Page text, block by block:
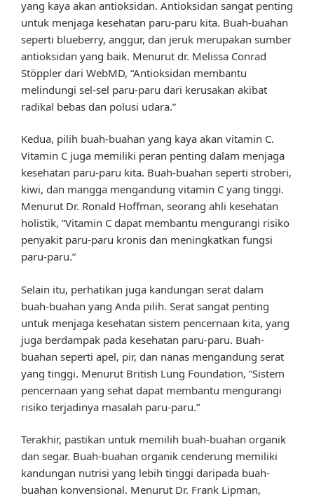
yang kaya akan antioksidan. Antioksidan sangat penting
untuk menjaga kesehatan paru-paru kita. Buah-buahan
seperti blueberry, anggur, dan jeruk merupakan sumber
antioksidan yang baik. Menurut dr. Melissa Conrad
Stöppler dari WebMD, “Antioksidan membantu
melindungi sel-sel paru-paru dari kerusakan akibat
radikal bebas dan polusi udara.”
Kedua, pilih buah-buahan yang kaya akan vitamin C.
Vitamin C juga memiliki peran penting dalam menjaga
kesehatan paru-paru kita. Buah-buahan seperti stroberi,
kiwi, dan mangga mengandung vitamin C yang tinggi.
Menurut Dr. Ronald Hoffman, seorang ahli kesehatan
holistik, “Vitamin C dapat membantu mengurangi risiko
penyakit paru-paru kronis dan meningkatkan fungsi
paru-paru.”
Selain itu, perhatikan juga kandungan serat dalam
buah-buahan yang Anda pilih. Serat sangat penting
untuk menjaga kesehatan sistem pencernaan kita, yang
juga berdampak pada kesehatan paru-paru. Buah-
buahan seperti apel, pir, dan nanas mengandung serat
yang tinggi. Menurut British Lung Foundation, “Sistem
pencernaan yang sehat dapat membantu mengurangi
risiko terjadinya masalah paru-paru.”
Terakhir, pastikan untuk memilih buah-buahan organik
dan segar. Buah-buahan organik cenderung memiliki
kandungan nutrisi yang lebih tinggi daripada buah-
buahan konvensional. Menurut Dr. Frank Lipman,